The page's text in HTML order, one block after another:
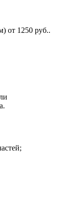
от 1250 руб..